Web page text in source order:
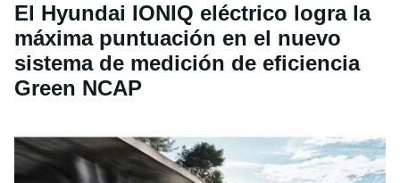
El Hyundai IONIQ eléctrico logra la
máxima puntuación en el nuevo
sistema de medición de eficiencia
Green NCAP